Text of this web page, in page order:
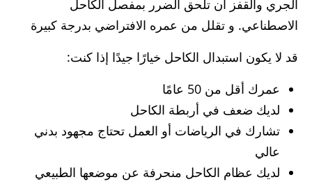
الجري والقفز أن تلحق الضرر بمفصل الكاحل
الاصطناعي. و تقلل من عمره الافتراضي بدرجة كبيرة
قد لا يكون استبدال الكاحل خيارًا جيدًا إذا كنت:
عمرك أقل من 50 عامًا
لديك ضعف في أربطة الكاحل
تشارك في الرياضات أو العمل تحتاج مجهود بدني
عالي
لديك عظام الكاحل منحرفة عن موضعها الطبيعي